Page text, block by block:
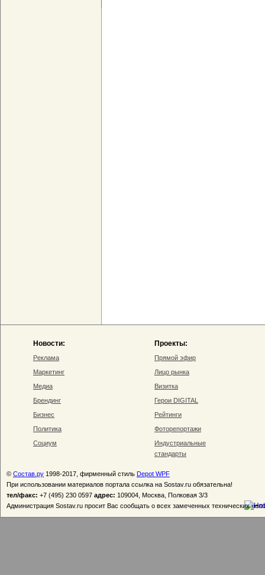
Новости:
Реклама
Маркетинг
Медиа
Брендинг
Бизнес
Политика
Социум
Проекты:
Прямой эфир
Лицо рынка
Визитка
Герои DIGITAL
Рейтинги
Фоторепортажи
Индустриальные
стандарты
© Состав.ру 1998-2017, фирменный стиль Depot WPF
При использовании материалов портала ссылка на Sostav.ru обязательна!
тел/факс: +7 (495) 230 0597 адрес: 109004, Москва, Полковая 3/3
Администрация Sostav.ru просит Вас сообщать о всех замеченных технических